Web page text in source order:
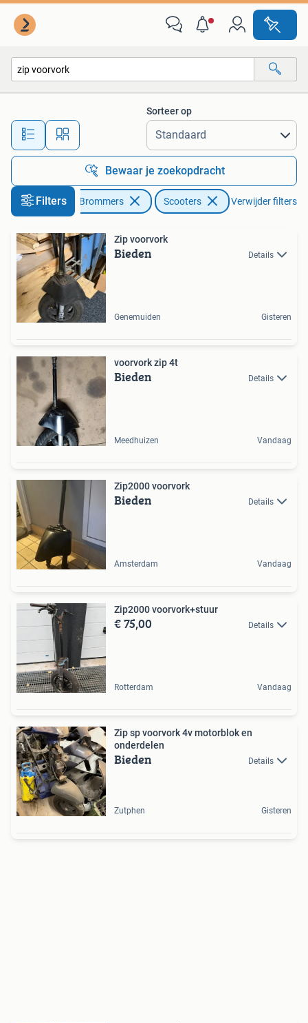
Alle afstanden…
Sorteer op
Bewaar je zoekopdracht
Filters
Fietsen en Brommers Scooters Verwijder filters
Zip voorvork
Bieden Details
Genemuiden Gisteren
voorvork zip 4t
Bieden Details
Meedhuizen Vandaag
Zip2000 voorvork
Bieden Details
Amsterdam Vandaag
Zip2000 voorvork+stuur
€ 75,00 Details
Rotterdam Vandaag
Zip sp voorvork 4v motorblok en
onderdelen
Bieden Details
Zutphen Gisteren